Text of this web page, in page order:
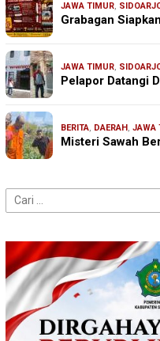
JAWA TIMUR,
Grabagan
JAWA TIMUR,
Pelapor Datangi
BERITA, DAERAH , JAWA
Misteri Sawah
Cari
untuk: